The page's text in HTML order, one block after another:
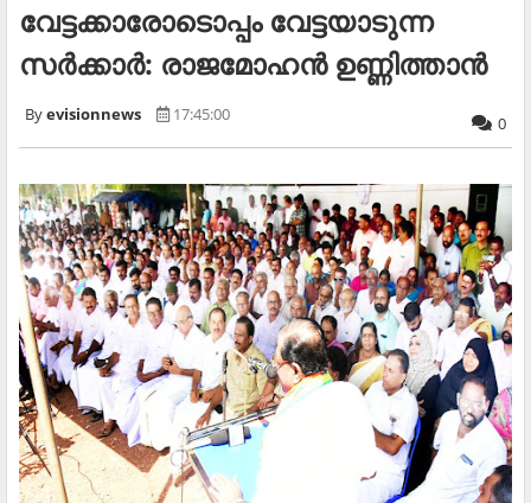
വേട്ടക്കാരോടൊപ്പം വേട്ടയാടുന്ന
സര്‍ക്കാര്‍: രാജമോഹന്‍ ഉണ്ണിത്താന്‍
evisionnews 17:45:00 0